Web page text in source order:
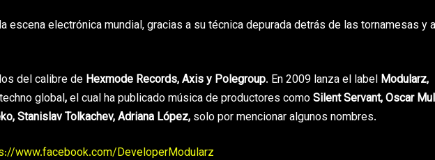
escena electrónica mundial, gracias a su técnica depurada detrás de las tornamesas y
del calibre de Hexmode Records,Axis y Polegroup. En 2009 lanza el label Modularz,
global,el cual ha publicado música de productores comoSilent Servant, Oscar
Stanislav Tolkachev, Adriana López, solo por mencionar algunos nombres.
www.facebook.com/DeveloperModularz